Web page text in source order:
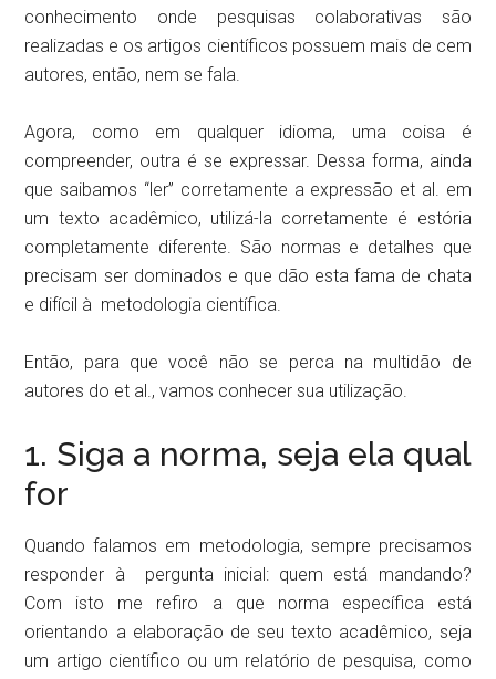
conhecimento onde pesquisas colaborativas são
realizadas e os artigos científicos possuem mais de cem
autores, então, nem se fala.
Agora, como em qualquer idioma, uma coisa é
compreender, outra é se expressar. Dessa forma, ainda
que saibamos “ler” corretamente a expressão et al. em
um texto acadêmico, utilizá-la corretamente é estória
completamente diferente. São normas e detalhes que
precisam ser dominados e que dão esta fama de chata
e difícil à metodologia científica.
Então, para que você não se perca na multidão de
autores do et al., vamos conhecer sua utilização.
1. Siga a norma, seja ela qual
for
Quando falamos em metodologia, sempre precisamos
responder à pergunta inicial: quem está mandando?
Com isto me refiro a que norma específica está
orientando a elaboração de seu texto acadêmico, seja
um artigo científico ou um relatório de pesquisa, como